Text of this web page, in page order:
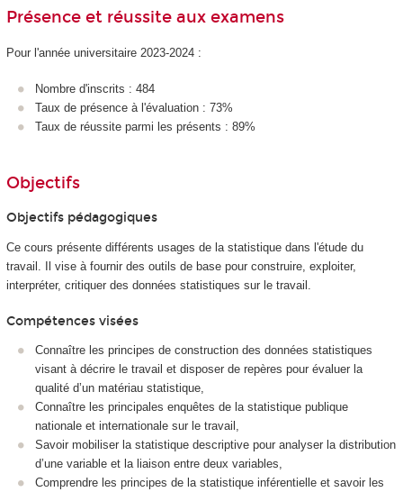
Présence et réussite aux examens
Pour l'année universitaire 2023-2024 :
Nombre d'inscrits : 484
Taux de présence à l'évaluation : 73%
Taux de réussite parmi les présents : 89%
Objectifs
Objectifs pédagogiques
Ce cours présente différents usages de la statistique dans l'étude du
travail. Il vise à fournir des outils de base pour construire, exploiter,
interpréter, critiquer des données statistiques sur le travail.
Compétences visées
Connaître les principes de construction des données statistiques
visant à décrire le travail et disposer de repères pour évaluer la
qualité d’un matériau statistique,
Connaître les principales enquêtes de la statistique publique
nationale et internationale sur le travail,
Savoir mobiliser la statistique descriptive pour analyser la distribution
d’une variable et la liaison entre deux variables,
Comprendre les principes de la statistique inférentielle et savoir les